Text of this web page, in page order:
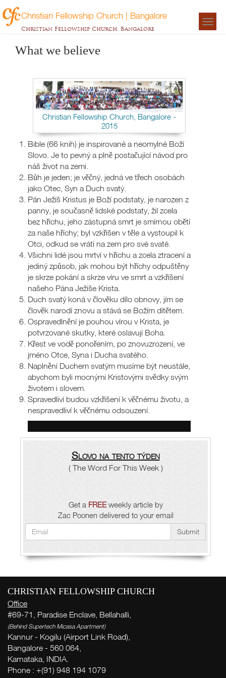
Christian Fellowship Church | Bangalore
Christian Fellowship Church, Bangalore
What we believe
Christian Fellowship Church, Bangalore -
2015
Bible (66 knih) je inspirované a neomylné Boží
Slovo. Je to pevný a plně postačující návod pro
náš život na zemi.
Bůh je jeden; je věčný, jedná ve třech osobách
jako Otec, Syn a Duch svatý.
Pán Ježíš Kristus je Boží podstaty, je narozen z
panny, je současně lidské podstaty, žil zcela
bez hříchu, jeho zástupná smrt je smírnou obětí
za naše hříchy; byl vzkříšen v těle a vystoupil k
Otci, odkud se vrátí na zem pro své svaté.
Všichni lidé jsou mrtví v hříchu a zcela ztracení a
jediný způsob, jak mohou být hříchy odpuštěny
je skrze pokání a skrze víru ve smrt a vzkříšení
našeho Pána Ježíše Krista.
Duch svatý koná v člověku dílo obnovy, jím se
člověk narodí znovu a stává se Božím dítětem.
Ospravedlnění je pouhou vírou v Krista, je
potvrzované skutky, které oslavují Boha.
Křest ve vodě ponořením, po znovuzrození, ve
jméno Otce, Syna i Ducha svatého.
Naplnění Duchem svatým musíme být neustále,
abychom byli mocnými Kristovými svědky svým
životem i slovem.
Spravedliví budou vzkříšení k věčnému životu, a
nespravedliví k věčnému odsouzení.
Slovo na tento týden
( The Word For This Week )
Get a FREEweekly article by
Zac Poonen delivered to your email
Submit
CHRISTIAN FELLOWSHIP CHURCH
Office
#69-71, Paradise Enclave, Bellahalli,
(Behind Supertech Micasa Apartment)
Kannur - Kogilu (Airport Link Road),
Bangalore - 560 064,
Karnataka, INDIA.
Phone : +(91) 948 194 1079